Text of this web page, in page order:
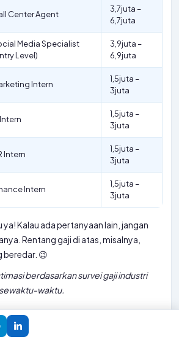
Center Agent
3,7juta –
6,7juta
Media Specialist
Level)
3,9juta –
6,9juta
Intern
1,5juta –
3juta
1,5juta –
3juta
Intern
1,5juta –
3juta
Intern
1,5juta –
3juta
Kalau ada pertanyaan lain, jangan
Rentang gaji di atas, misalnya,
beredar. 😉
berdasarkan survei gaji industri
waktu.
di PT Roda Kawan